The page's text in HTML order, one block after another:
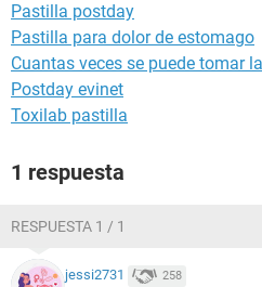
Pastilla postday
Pastilla para dolor de estomago
Cuantas veces se puede tomar
Postday evinet
Toxilab pastilla
1 respuesta
RESPUESTA 1 / 1
jessi2731 258